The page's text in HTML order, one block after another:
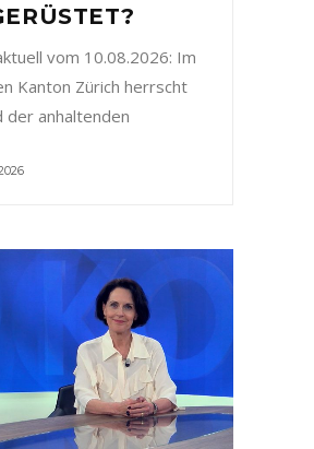
vom 10.08.2026: Im
Kanton Zürich herrscht
der anhaltenden